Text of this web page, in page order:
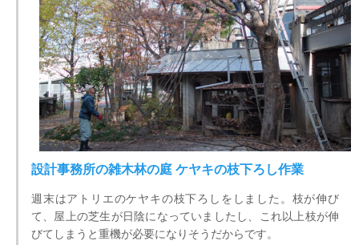
設計事務所の雑木林の庭 ケヤキの枝下ろし作業
週末はアトリエのケヤキの枝下ろしをしました。枝が伸び
て、屋上の芝生が日陰になっていましたし、これ以上枝が伸
びてしまうと重機が必要になりそうだからです。